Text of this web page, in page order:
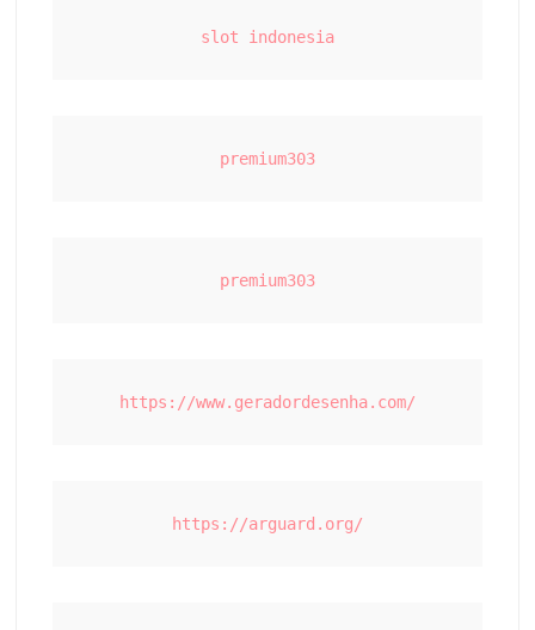
slot indonesia
premium303
premium303
https://www.geradordesenha.com/
https://arguard.org/